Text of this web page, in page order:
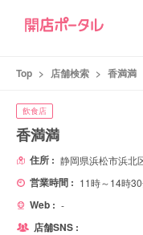
Top > 店舗検索 > 香満満
飲食店
香満満
住所 : 静岡県浜松市浜
営業時間 : 11時～14時
Web : -
店舗SNS :